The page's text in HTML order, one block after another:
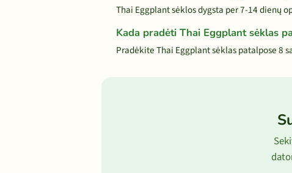
Thai Eggplant sėklos dygsta per 7-14 dienų
Kada pradėti Thai Eggplant sėklas
Pradėkite Thai Eggplant sėklas patalpose 8